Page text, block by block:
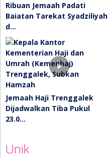
Ribuan Jemaah Padati
Baiatan Tarekat Syadziliyah
d…
Jemaah Haji Trenggalek
Dijadwalkan Tiba Pukul
23.0…
Unik